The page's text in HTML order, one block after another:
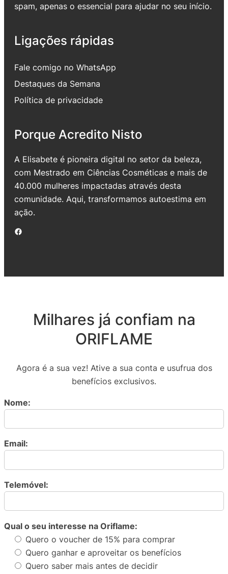
spam, apenas o essencial para ajudar no seu início.
Ligações rápidas
Fale comigo no WhatsApp
Destaques da Semana
Política de privacidade
Porque Acredito Nisto
A Elisabete é pioneira digital no setor da beleza,
com Mestrado em Ciências Cosméticas e mais de
40.000 mulheres impactadas através desta
comunidade. Aqui, transformamos autoestima em
ação.
Facebook
Milhares já confiam na
ORIFLAME
Agora é a sua vez! Ative a sua conta e usufrua dos
benefícios exclusivos.
Nome:
Email:
Telemóvel:
Qual o seu interesse na Oriflame:
Quero o voucher de 15% para comprar
Quero ganhar e aproveitar os benefícios
Quero saber mais antes de decidir